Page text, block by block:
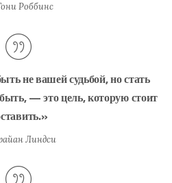
Роббинс
не вашей судьбой, но стать
— это цель, которую стоит
Линдси